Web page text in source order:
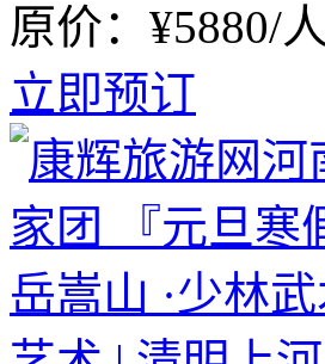
原价：¥5880/人
立即预订